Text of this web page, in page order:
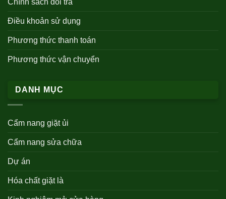
Điều khoản sử dụng
Phương thức thanh toán
Phương thức vận chuyển
DANH MỤC
Cẩm nang giặt ủi
Cẩm nang sửa chữa
Dự án
Hóa chất giặt là